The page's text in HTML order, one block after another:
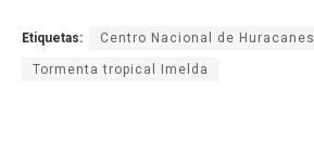
Etiquetas: Centro Nacional de Huracanes
Tormenta tropical Imelda